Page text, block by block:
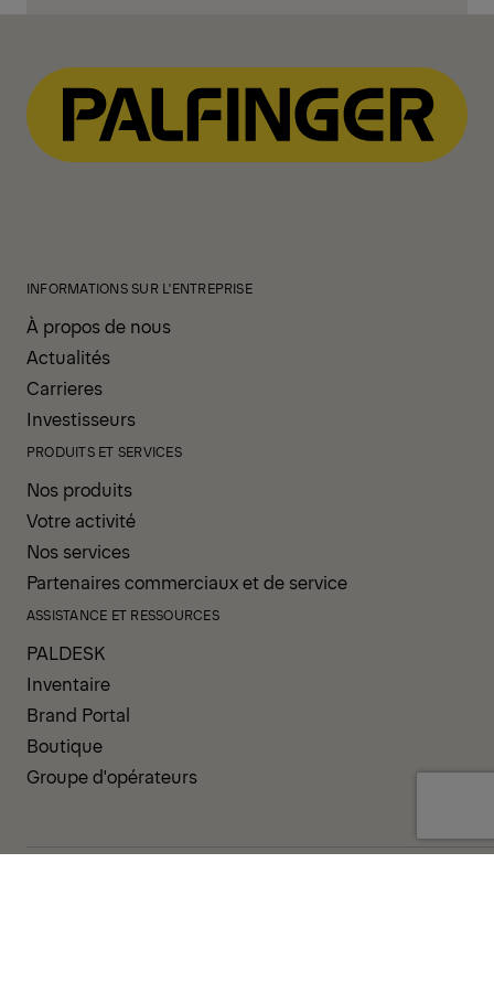
INFORMATIONS SUR L'ENTREPRISE
À propos de nous
Actualités
Carrieres
Investisseurs
PRODUITS ET SERVICES
Nos produits
Votre activité
Nos services
Partenaires commerciaux et de service
ASSISTANCE ET RESSOURCES
PALDESK
Inventaire
Brand Portal
Boutique
Groupe d'opérateurs